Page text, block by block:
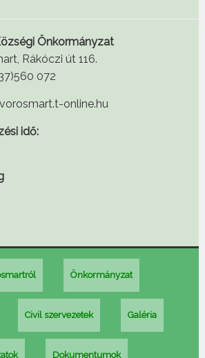
Önkormányzat
Rákóczi út 116.
072
online.hu
idő:
Önkormányzat
Civil szervezetek Galéria
Dokumentumok